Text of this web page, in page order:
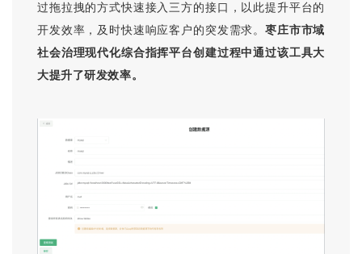
▲oMapInsight页面截图
快速接口配置工具
品，通过该工具可以将平台的业务数据快速的发布成标
准的RESTFUL接口，借助三方接口可视化对接工具通
过拖拉拽的方式快速接入三方的接口，以此提升平台的
开发效率，及时快速响应客户的突发需求。
社会治理现代化综合指挥平台创建过程中通过该工具大
大提升了研发效率。